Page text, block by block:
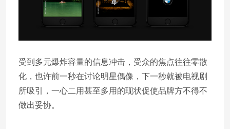
受到多元爆炸容量的信息冲击，受众的焦点往往零散
化，也许前一秒在讨论明星偶像，下一秒就被电视剧
所吸引，一心二用甚至多用的现状促使品牌方不得不
做出妥协。